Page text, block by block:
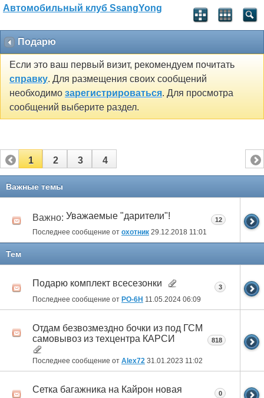
Автомобильный клуб SsangYong
Подарю
Если это ваш первый визит, рекомендуем почитать
справку. Для размещения своих сообщений
необходимо зарегистрироваться. Для просмотра
сообщений выберите раздел.
1 2 3 4
Важные темы
Важно: Уважаемые "дарители"!
Последнее сообщение от охотник 29.12.2018 11:01
12
Тем
Подарю комплект всесезонки
Последнее сообщение от РО-6Н 11.05.2024 06:09
3
Отдам безвозмездно бочки из под ГСМ
самовывоз из техцентра КАРСИ
Последнее сообщение от Alex72 31.01.2023 11:02
818
Сетка багажника на Кайрон новая 0